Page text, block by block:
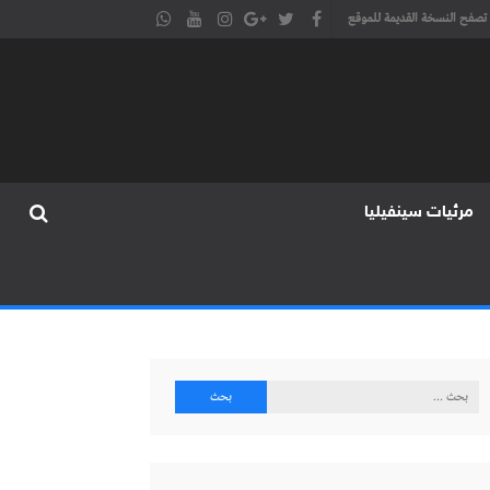
تصفح النسخة القديمة للموقع
مرئيات سينفيليا
البحث